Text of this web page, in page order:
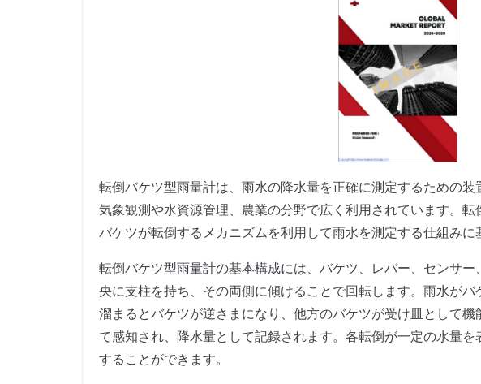
転倒バケツ型雨量計は、雨水の降水量を正確に測定するための
気象観測や水資源管理、農業の分野で広く利用されています。転
バケツが転倒するメカニズムを利用して雨水を測定する仕組みに
転倒バケツ型雨量計の基本構成には、バケツ、レバー、センサ
央に支柱を持ち、その両側に傾けることで回転します。雨水が
溜まるとバケツが逆さまになり、他方のバケツが受け皿として
て感知され、降水量として記録されます。各転倒が一定の水量
することができます。